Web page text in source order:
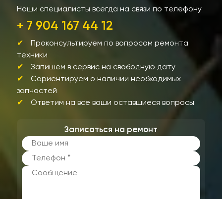
Наши специалисты всегда на связи по телефону
+ 7 904 167 44 12
Проконсультируем по вопросам ремонта
техники
Запишем в сервис на свободную дату
Сориентируем о наличии необходимых
запчастей
Ответим на все ваши оставшиеся вопросы
Записаться на ремонт